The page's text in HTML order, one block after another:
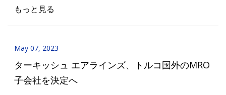
もっと見る
May 07, 2023
ターキッシュ エアラインズ、トルコ国外のMRO
子会社を決定へ